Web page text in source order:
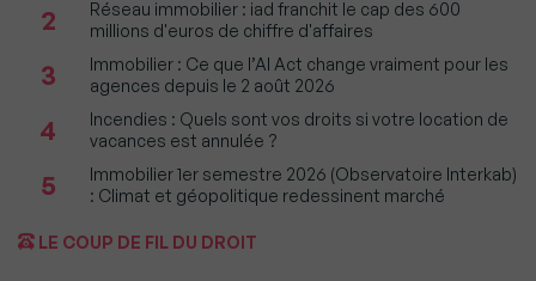
2
Réseau immobilier : iad franchit le cap des 600
millions d'euros de chiffre d'affaires
3
Immobilier : Ce que l’AI Act change vraiment pour les
agences depuis le 2 août 2026
4
Incendies : Quels sont vos droits si votre location de
vacances est annulée ?
5
Immobilier 1er semestre 2026 (Observatoire Interkab)
: Climat et géopolitique redessinent marché
LE COUP DE FIL DU DROIT